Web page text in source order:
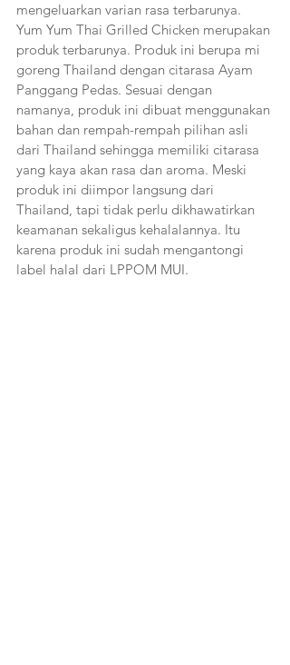
mengeluarkan varian rasa terbarunya.
Yum Yum Thai Grilled Chicken merupakan
produk terbarunya. Produk ini berupa mi
goreng Thailand dengan citarasa Ayam
Panggang Pedas. Sesuai dengan
namanya, produk ini dibuat menggunakan
bahan dan rempah-rempah pilihan asli
dari Thailand sehingga memiliki citarasa
yang kaya akan rasa dan aroma. Meski
produk ini diimpor langsung dari
Thailand, tapi tidak perlu dikhawatirkan
keamanan sekaligus kehalalannya. Itu
karena produk ini sudah mengantongi
label halal dari LPPOM MUI.